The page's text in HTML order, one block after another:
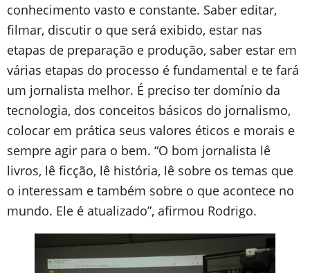
conhecimento vasto e constante. Saber editar,
filmar, discutir o que será exibido, estar nas
etapas de preparação e produção, saber estar em
várias etapas do processo é fundamental e te fará
um jornalista melhor. É preciso ter domínio da
tecnologia, dos conceitos básicos do jornalismo,
colocar em prática seus valores éticos e morais e
sempre agir para o bem. “O bom jornalista lê
livros, lê ficção, lê história, lê sobre os temas que
o interessam e também sobre o que acontece no
mundo. Ele é atualizado”, afirmou Rodrigo.